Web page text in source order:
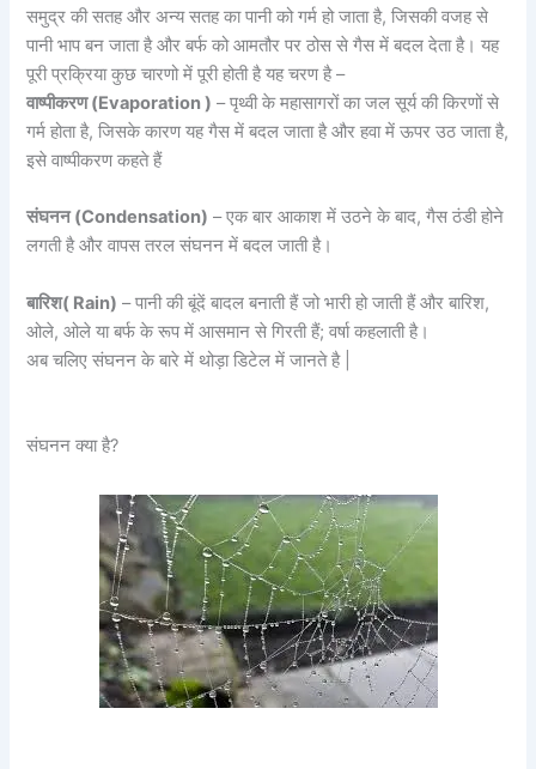
समुद्र की सतह और अन्य सतह का पानी को गर्म हो जाता है, जिसकी वजह से
पानी भाप बन जाता है और बर्फ को आमतौर पर ठोस से गैस में बदल देता है। यह
पूरी प्रक्रिया कुछ चारणो में पूरी होती है यह चरण है –
वाष्पीकरण (Evaporation ) – पृथ्वी के महासागरों का जल सूर्य की किरणों से
गर्म होता है, जिसके कारण यह गैस में बदल जाता है और हवा में ऊपर उठ जाता है,
इसे वाष्पीकरण कहते हैं
संघनन (Condensation) – एक बार आकाश में उठने के बाद, गैस ठंडी होने
लगती है और वापस तरल संघनन में बदल जाती है।
बारिश( Rain) – पानी की बूंदें बादल बनाती हैं जो भारी हो जाती हैं और बारिश,
ओले, ओले या बर्फ के रूप में आसमान से गिरती हैं; वर्षा कहलाती है।
अब चलिए संघनन के बारे में थोड़ा डिटेल में जानते है |
संघनन क्या है?